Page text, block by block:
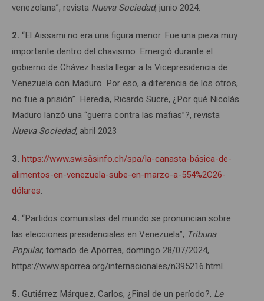
venezolana”, revista Nueva Sociedad, junio 2024.
2. “El Aissami no era una figura menor. Fue una pieza muy
importante dentro del chavismo. Emergió durante el
gobierno de Chávez hasta llegar a la Vicepresidencia de
Venezuela con Maduro. Por eso, a diferencia de los otros,
no fue a prisión”. Heredia, Ricardo Sucre, ¿Por qué Nicolás
Maduro lanzó una “guerra contra las mafias”?, revista
Nueva Sociedad, abril 2023
3. https://www.swisåsinfo.ch/spa/la-canasta-básica-de-
alimentos-en-venezuela-sube-en-marzo-a-554%2C26-
dólares.
4. “Partidos comunistas del mundo se pronuncian sobre
las elecciones presidenciales en Venezuela”, Tribuna
Popular, tomado de Aporrea, domingo 28/07/2024,
https://www.aporrea.org/internacionales/n395216.html.
5. Gutiérrez Márquez, Carlos, ¿Final de un período?, Le